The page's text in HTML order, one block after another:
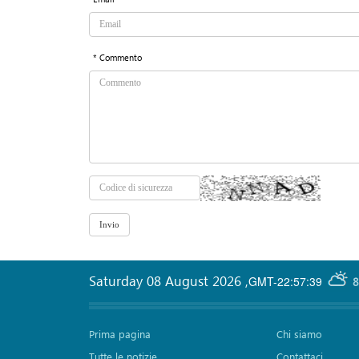
* Commento
GMT-22:57:39
Saturday 08 August 2026 ,
Prima pagina
Chi siamo